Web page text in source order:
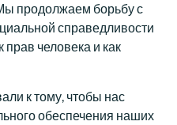
продолжаем борьбу с
справедливости
человека и как
к тому, чтобы нас
обеспечения наших